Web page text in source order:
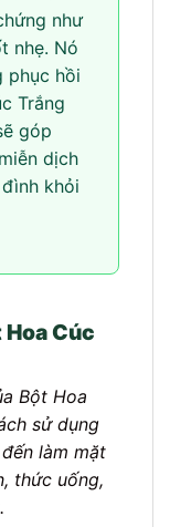
như
nhẹ. Nó
phục hồi
Trắng
góp
dịch
khỏi
Cúc
Bột Hoa
sử dụng
làm mặt
thức uống,